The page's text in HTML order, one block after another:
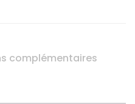
complémentaires